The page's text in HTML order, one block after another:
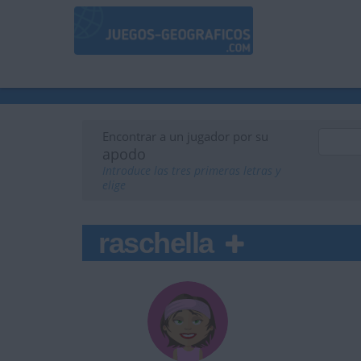
Encontrar a un jugador por su
apodo
raschella